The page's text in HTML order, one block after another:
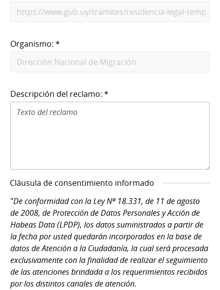
Organismo: *
Descripción del reclamo: *
Cláusula de consentimiento informado
"De conformidad con la Ley Nº 18.331, de 11 de agosto
de 2008, de Protección de Datos Personales y Acción de
Habeas Data (LPDP), los datos suministrados a partir de
la fecha por usted quedarán incorporados en la base de
datos de Atención a la Ciudadanía, la cual será procesada
exclusivamente con la finalidad de realizar el seguimiento
de las atenciones brindada a los requerimientos recibidos
por los distintos canales de atención.